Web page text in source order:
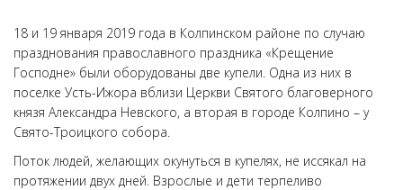
18 и 19 января 2019 года в Колпинском районе по случаю
празднования православного праздника «Крещение
Господне» были оборудованы две купели. Одна из них в
поселке Усть-Ижора вблизи Церкви Святого благоверного
князя Александра Невского, а вторая в городе Колпино – у
Свято-Троицкого собора.
Поток людей, желающих окунуться в купелях, не иссякал на
протяжении двух дней. Взрослые и дети терпеливо